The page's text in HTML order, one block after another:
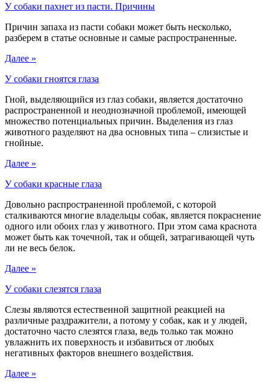
У собаки пахнет из пасти. Причины
Причин запаха из пасти собаки может быть несколько,
разберем в статье основные и самые распространенные.
Далее »
У собаки гноятся глаза
Гной, выделяющийся из глаз собаки, является достаточно
распространенной и неоднозначной проблемой, имеющей
множество потенциальных причин. Выделения из глаз
животного разделяют на два основных типа – слизистые и
гнойные.
Далее »
У собаки красные глаза
Довольно распространенной проблемой, с которой
сталкиваются многие владельцы собак, является покраснение
одного или обоих глаз у животного. При этом сама краснота
может быть как точечной, так и общей, затрагивающей чуть
ли не весь белок.
Далее »
У собаки слезятся глаза
Слезы являются естественной защитной реакцией на
различные раздражители, а потому у собак, как и у людей,
достаточно часто слезятся глаза, ведь только так можно
увлажнить их поверхность и избавиться от любых
негативных факторов внешнего воздействия.
Далее »